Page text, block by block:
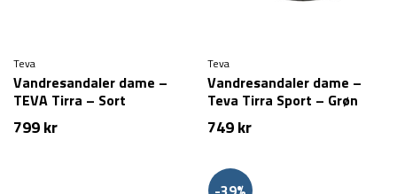
Teva
Vandresandaler dame –
TEVA Tirra – Sort
799kr
Teva
Vandresandaler dame –
Teva Tirra Sport – Grøn
749kr